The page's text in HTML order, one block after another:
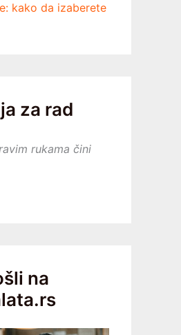
kako da izaberete
za rad
rukama čini
na